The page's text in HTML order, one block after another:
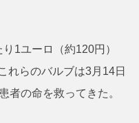
1ユーロ（約120円）
れらのバルブは3月14日
者の命を救ってきた。